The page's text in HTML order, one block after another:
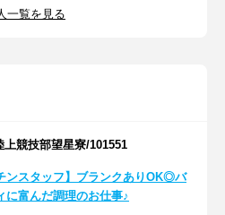
一覧を見る
競技部望星寮/101551
ンスタッフ】ブランクありOK◎バ
に富んだ調理のお仕事♪